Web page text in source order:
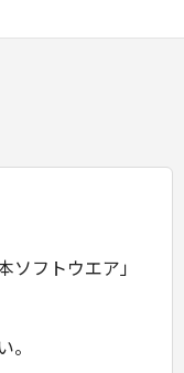
フトウエア」